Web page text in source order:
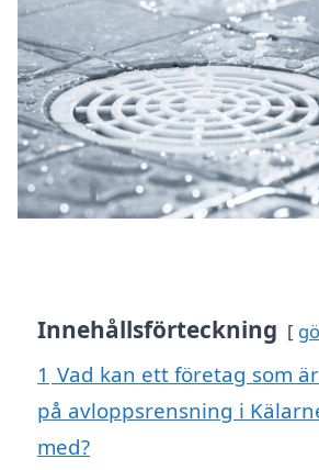
Innehållsförteckning
1 Vad kan ett företag som
på avloppsrensning i
med?